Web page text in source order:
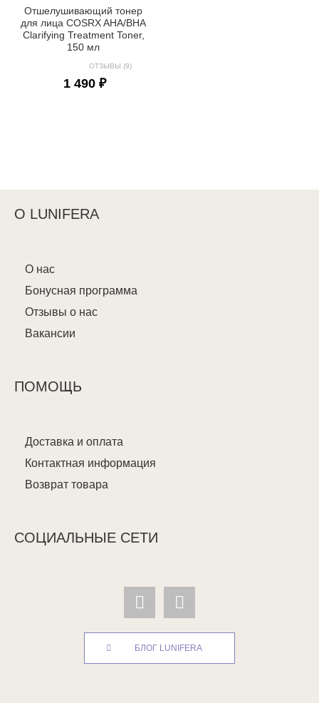
Отшелушивающий тонер
для лица COSRX AHA/BHA
Clarifying Treatment Toner,
150 мл
ОТЗЫВЫ (9)
1 490 ₽
О LUNIFERA
О нас
Бонусная программа
Отзывы о нас
Вакансии
ПОМОЩЬ
Доставка и оплата
Контактная информация
Возврат товара
СОЦИАЛЬНЫЕ СЕТИ
БЛОГ LUNIFERA